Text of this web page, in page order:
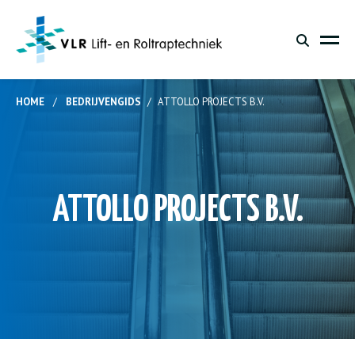
HOME / BEDRIJVENGIDS / ATTOLLO PROJECTS B.V.
ATTOLLO PROJECTS B.V.